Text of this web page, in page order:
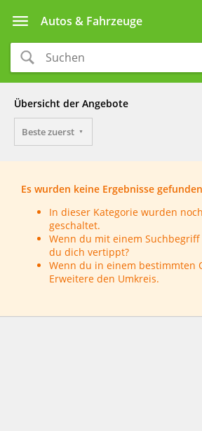
Autos & Fahrzeuge
Übersicht der Angebote
Beste zuerst
Es wurden keine Ergebnisse gefunden
In dieser Kategorie wurden
geschaltet.
Wenn du mit einem
du dich vertippt?
Wenn du in einem bestimmten
Erweitere den Umkreis.